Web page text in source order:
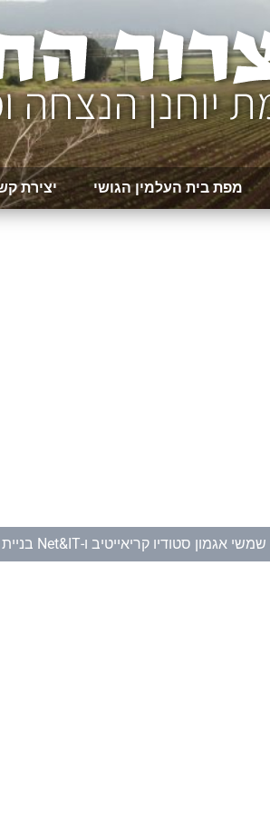
מפת בית העלמין הגושי יצירת
שמשי אגמון סטודיו קריאייטיב ו-Net&IT בניית אתרים ושירותי מחשוב